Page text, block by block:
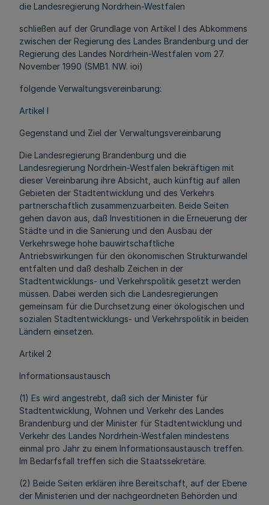
die Landesregierung Nordrhein-Westfalen
schließen auf der Grundlage von Artikel l des Abkommens
zwischen der Regierung des Landes Brandenburg und der
Regierung des Landes Nordrhein-Westfalen vom 27.
November 1990 (SMB1. NW. ioi)
folgende Verwaltungsvereinbarung:
Artikel l
Gegenstand und Ziel der Verwaltungsvereinbarung
Die Landesregierung Brandenburg und die
Landesregierung Nordrhein-Westfalen bekräftigen mit
dieser Vereinbarung ihre Absicht, auch künftig auf allen
Gebieten der Stadtentwicklung und des Verkehrs
partnerschaftlich zusammenzuarbeiten. Beide Seiten
gehen davon aus, daß Investitionen in die Erneuerung der
Städte und in die Sanierung und den Ausbau der
Verkehrswege hohe bauwirtschaftliche
Antriebswirkungen für den ökonomischen Strukturwandel
entfalten und daß deshalb Zeichen in der
Stadtentwicklungs- und Verkehrspolitik gesetzt werden
müssen. Dabei werden sich die Landesregierungen
gemeinsam für die Durchsetzung einer ökologischen und
sozialen Stadtentwicklungs- und Verkehrspolitik in beiden
Ländern einsetzen.
Artikel 2
Informationsaustausch
(1) Es wird angestrebt, daß sich der Minister für
Stadtentwicklung, Wohnen und Verkehr des Landes
Brandenburg und der Minister für Stadtentwicklung und
Verkehr des Landes Nordrhein-Westfalen mindestens
einmal pro Jahr zu einem Informationsaustausch treffen.
Im Bedarfsfall treffen sich die Staatssekretäre.
(2) Beide Seiten erklären ihre Bereitschaft, auf der Ebene
der Ministerien und der nachgeordneten Behörden und